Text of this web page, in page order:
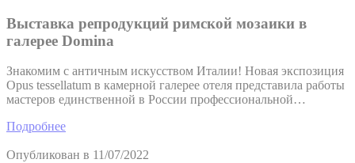
Выставка репродукций римской мозаики в
галерее Domina
Знакомим с античным искусством Италии! Новая экспозиция
Opus tessellatum в камерной галерее отеля представила работы
мастеров единственной в России профессиональной…
Подробнее
Опубликован в 11/07/2022